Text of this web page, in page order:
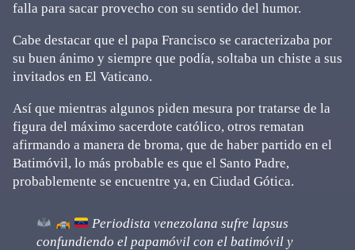
falla para sacar provecho con su sentido del humor.
Cabe destacar que el papa Francisco se caracterizaba por
su buen ánimo y siempre que podía, soltaba un chiste a sus
invitados en El Vaticano.
Así que mientras algunos piden mesura por tratarse de la
figura del máximo sacerdote católico, otros rematan
afirmando a manera de broma, que de haber partido en el
Batimóvil, lo más probable es que el Santo Padre,
probablemente se encuentre ya, en Ciudad Gótica.
Periodista venezolana sufre lapsus
confundiendo el papamóvil con el batimóvil y